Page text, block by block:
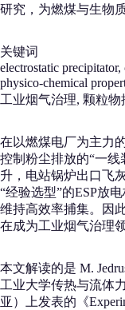
研究，为燃煤与生物
关键词
electrostatic
physico-chemical
工业烟气治理, 颗粒物
在以燃煤电厂为主力
控制粉尘排放的“一
升，电站锅炉出口飞
“经验选型”的ESP放
维持高效率捕集。因
在成为工业烟气治理
本文解读的是 M.
工业大学传热与流体
亚）上发表的《